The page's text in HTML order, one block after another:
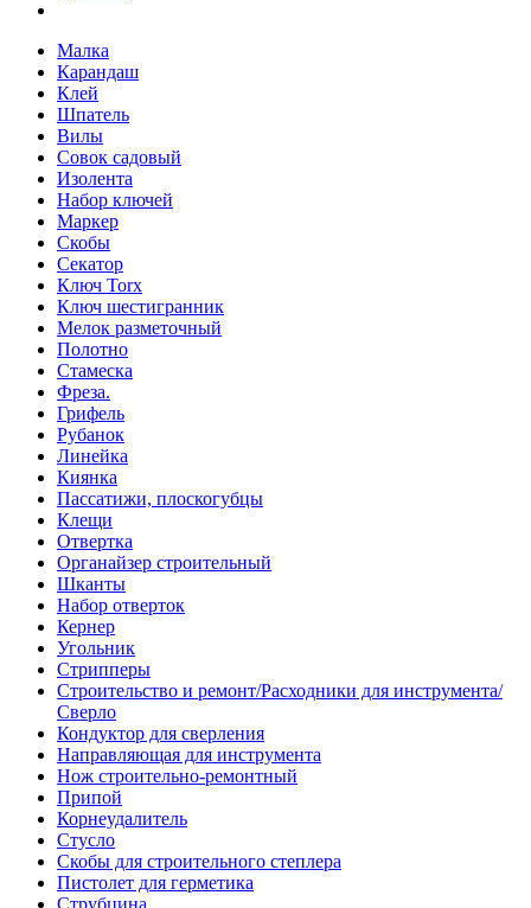
Малка
Карандаш
Клей
Шпатель
Вилы
Совок садовый
Изолента
Набор ключей
Маркер
Скобы
Секатор
Ключ Torx
Ключ шестигранник
Мелок разметочный
Полотно
Стамеска
Фреза.
Грифель
Рубанок
Линейка
Киянка
Пассатижи, плоскогубцы
Клещи
Отвертка
Органайзер строительный
Шканты
Набор отверток
Кернер
Угольник
Стрипперы
Строительство и ремонт/Расходники для инструмента/
Сверло
Кондуктор для сверления
Направляющая для инструмента
Нож строительно-ремонтный
Припой
Корнеудалитель
Стусло
Скобы для строительного степлера
Пистолет для герметика
Струбцина